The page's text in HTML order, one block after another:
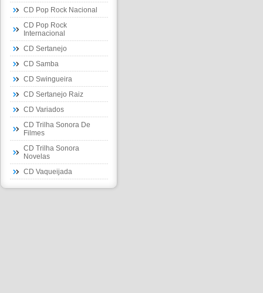
CD Pop Rock Nacional
CD Pop Rock
Internacional
CD Sertanejo
CD Samba
CD Swingueira
CD Sertanejo Raiz
CD Variados
CD Trilha Sonora De
Filmes
CD Trilha Sonora
Novelas
CD Vaqueijada